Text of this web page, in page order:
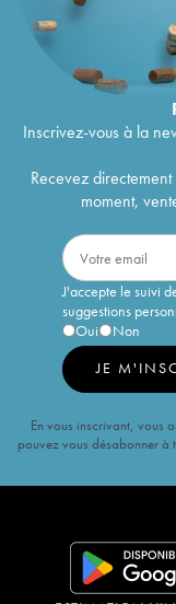
Inscrivez-vous à la
Recevez
moment,
J'accepte le suivi
suggestions
Oui
Non
JE
En vous inscrivant, vous
pouvez vous désabonner à